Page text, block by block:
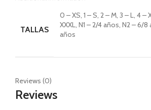
TALLAS
0 – XS, 1 – S, 2 – M, 3 – L, 4 –
XXXL, N1 – 2/4 años, N2 – 6/8
años
Reviews (0)
Reviews